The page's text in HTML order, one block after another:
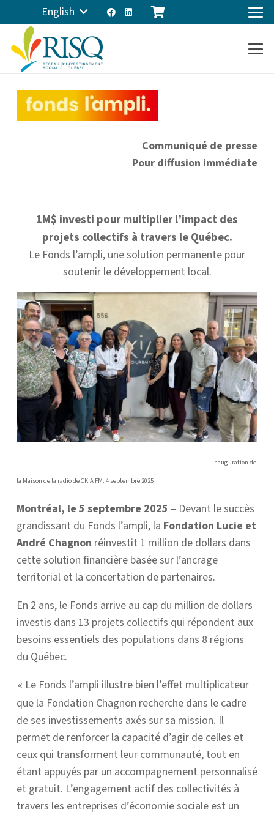
English
Communiqué de presse
Pour diffusion immédiate
1M$ investi pour multiplier l’impact des
projets collectifs à travers le Québec.
Le Fonds l’ampli, une solution permanente pour
soutenir le développement local.
Inauguration de
la Maison de la radio de CKIA FM, 4 septembre 2025
Montréal, le 5 septembre 2025 – Devant le succès
grandissant du Fonds l’ampli, la Fondation Lucie et
André Chagnon réinvestit 1 million de dollars dans
cette solution financière basée sur l’ancrage
territorial et la concertation de partenaires.
En 2 ans, le Fonds arrive au cap du million de dollars
investis dans 13 projets collectifs qui répondent aux
besoins essentiels des populations dans 8 régions
du Québec.
« Le Fonds l’ampli illustre bien l’effet multiplicateur
que la Fondation Chagnon recherche dans le cadre
de ses investissements axés sur sa mission. Il
permet de renforcer la capacité d’agir de celles et
ceux qui transforment leur communauté, tout en
étant appuyés par un accompagnement personnalisé
et gratuit. L’engagement actif des collectivités à
travers les entreprises d’économie sociale est un